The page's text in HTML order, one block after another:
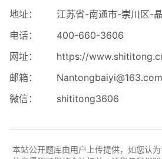
地址：
江苏省-南通市-崇川区-
电话：
400-660-3606
网址：
https://
邮箱：
Nantongbaiyi@163.com
微信：
shititong3606
本站公开题库由用户上传提供，如您认